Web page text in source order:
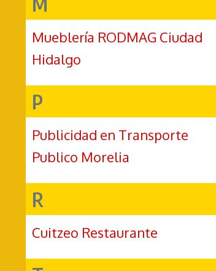
Mueblería RODMAG Ciudad
Hidalgo
P
Publicidad en Transporte
Publico Morelia
R
Cuitzeo Restaurante